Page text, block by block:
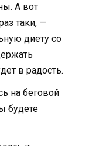
А вот
таки, —
диету со
в радость.
на беговой
будете